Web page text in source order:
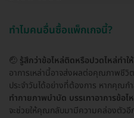
ทำไมคนอื่นซื้อแพ็กเกจนี้?
🤕 รู้สึกว่าข้อไหล่ติดหรือปวดไหล่ทำ
อาการเหล่านี้อาจส่งผลต่อคุณภาพชีวิ
ประจำวันได้อย่างที่ต้องการ หากคุณก
ทำกายภาพบำบัด บรรเทาอาการข้อ
จะช่วยให้คุณกลับมามีความคล่องตัวอี